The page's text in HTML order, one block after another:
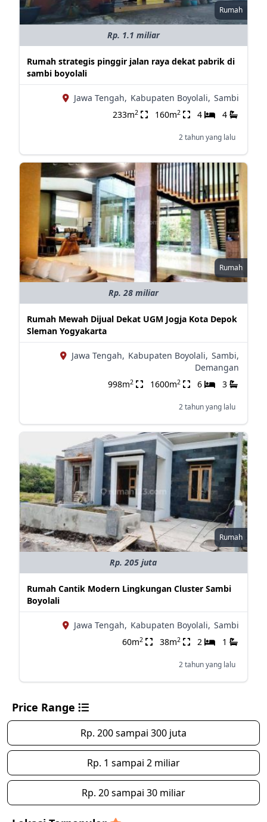
Rumah
Rp. 1.1 miliar
Rumah strategis pinggir jalan raya dekat pabrik di
sambi boyolali
Jawa Tengah, Kabupaten Boyolali, Sambi
233m2 160m2 4 4
2 tahun yang lalu
Rumah
Rp. 28 miliar
Rumah Mewah Dijual Dekat UGM Jogja Kota Depok
Sleman Yogyakarta
Jawa Tengah, Kabupaten Boyolali, Sambi,
Demangan
998m2 1600m2 6 3
2 tahun yang lalu
Rumah
Rp. 205 juta
Rumah Cantik Modern Lingkungan Cluster Sambi
Boyolali
Jawa Tengah, Kabupaten Boyolali, Sambi
60m2 38m2 2 1
2 tahun yang lalu
Price Range
Rp. 200 sampai 300 juta
Rp. 1 sampai 2 miliar
Rp. 20 sampai 30 miliar